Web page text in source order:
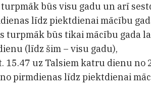
būs visu gadu un arī
līdz piektdienai mācību
turpmāk būs tikai mācību gada
(līdz šim – visu gadu),
15.47 uz Talsiem katru dienu no
pirmdienas līdz piektdienai